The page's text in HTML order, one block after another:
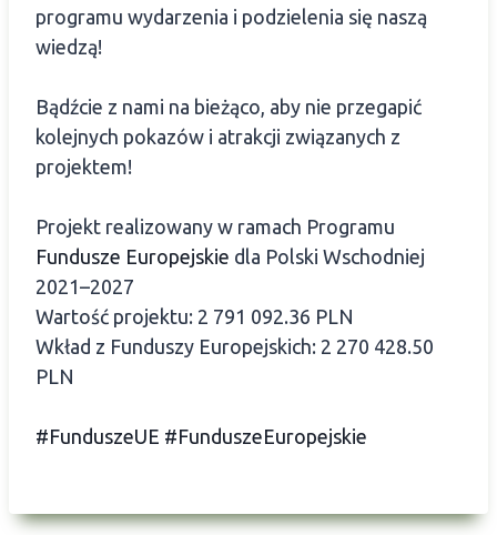
programu wydarzenia i podzielenia się naszą
wiedzą!
Bądźcie z nami na bieżąco, aby nie przegapić
kolejnych pokazów i atrakcji związanych z
projektem!
Projekt realizowany w ramach Programu
Fundusze Europejskie dla Polski Wschodniej
2021–2027
Wartość projektu: 2 791 092.36 PLN
Wkład z Funduszy Europejskich: 2 270 428.50
PLN
#FunduszeUE #FunduszeEuropejskie